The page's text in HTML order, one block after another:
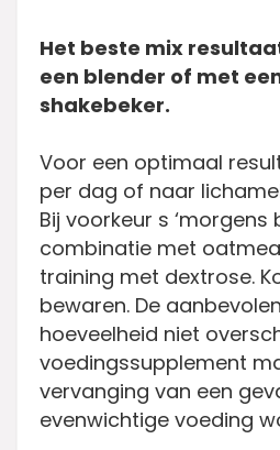
Het beste mix
een blender of met
shakebeker.
Voor een optimaal
per dag of naar
Bij voorkeur s
combinatie met
training met dextrose.
bewaren. De
hoeveelheid niet
voedingssupplement
vervanging van een
evenwichtige voeding